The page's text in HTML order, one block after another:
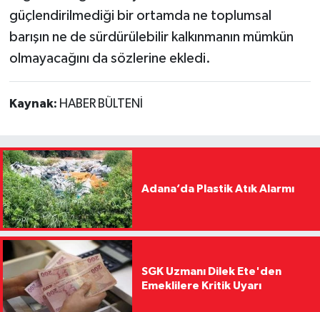
güçlendirilmediği bir ortamda ne toplumsal
barışın ne de sürdürülebilir kalkınmanın mümkün
olmayacağını da sözlerine ekledi.
Kaynak: HABER BÜLTENİ
Adana’da Plastik Atık Alarmı
SGK Uzmanı Dilek Ete'den
Emeklilere Kritik Uyarı